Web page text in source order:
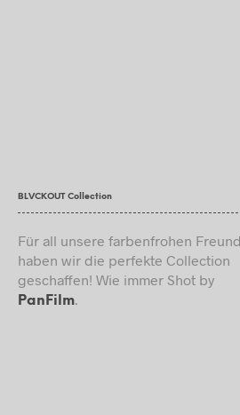
BLVCKOUT Collection
Für all unsere farbenfrohen
haben wir die perfekte Collection
geschaffen! Wie immer Shot by
PanFilm